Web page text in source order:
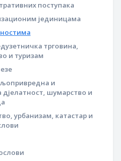
поступака
јединицама
трговина,
и туризам
и
дјелатност, шумарство и
урбанизам, катастар и